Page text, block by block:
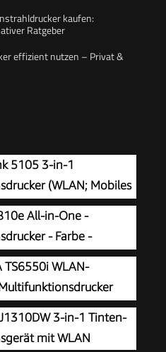
kaufen:
Ratgeber
effizient nutzen – Privat &
5105 3-in-1
(WLAN; Mobiles
Tinte inklusive, 3
hohe
Qualität
All-in-One -
- Farbe -
x 297 mm (Original)
zu 7.5 Seiten/Min.
2.0, Bluetooth, Wi-
TS6550i WLAN-
3-in-1 Tinten-
mit WLAN